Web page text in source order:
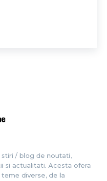
/ blog de noutati,
si actualitati. Acesta ofera
diverse, de la